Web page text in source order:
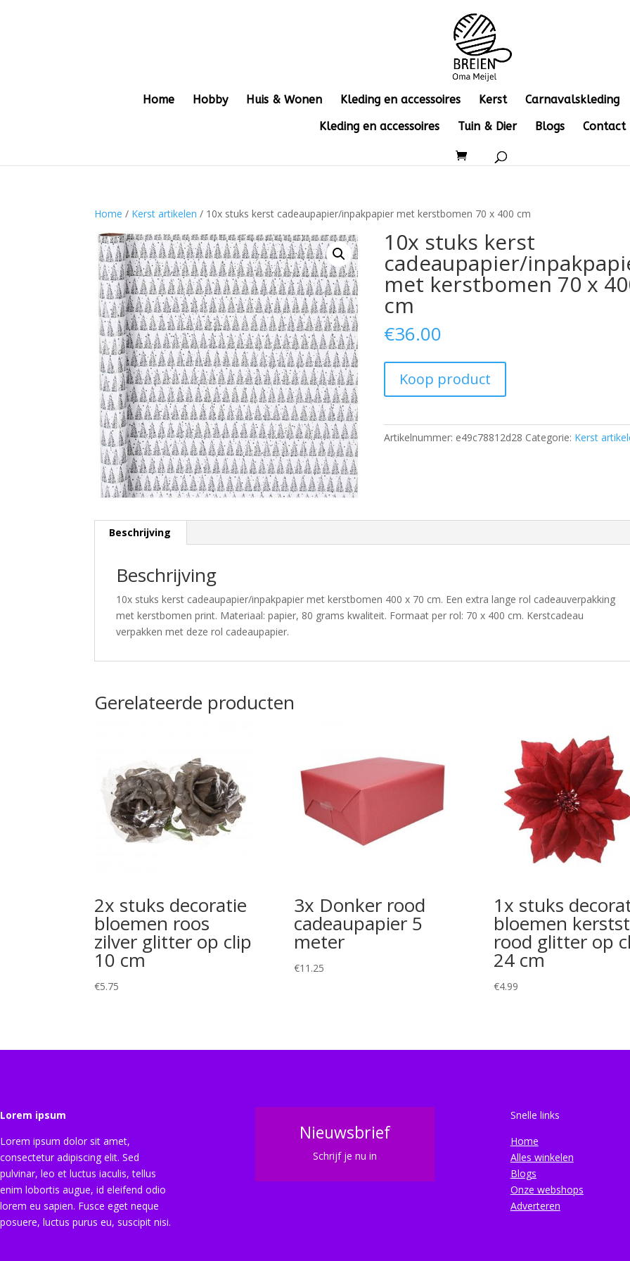
Home Hobby Huis & Wonen Kleding en accessoires Kerst
Carnavalskleding
Kleding en accessoires
Tuin & Dier Blogs Contact
Home / Kerst artikelen / 10x stuks kerst cadeaupapier/inpakpapier met kerstbomen 70 x 400 cm
10x stuks kerst
cadeaupapier/
met kerstbomen 70 x
cm
€36.00
Koop product
Artikelnummer: e49c78812d28 Categorie: Kerst
Beschrijving
Beschrijving
10x stuks kerst cadeaupapier/inpakpapier met kerstbomen 400 x 70 cm. Een extra lange rol cadeauverpakking
met kerstbomen print. Materiaal: papier, 80 grams kwaliteit. Formaat per rol: 70 x 400 cm. Kerstcadeau
verpakken met deze rol cadeaupapier.
Gerelateerde producten
2x stuks decoratie
bloemen roos
zilver glitter op clip
10 cm
€5.75
3x Donker rood
cadeaupapier 5
meter
€11.25
1x stuks
bloemen
rood glitter op
24 cm
€4.99
Lorem ipsum
Lorem ipsum dolor sit amet,
consectetur adipiscing elit. Sed
pulvinar, leo et luctus iaculis, tellus
enim lobortis augue, id eleifend odio
lorem eu sapien. Fusce eget neque
posuere, luctus purus eu, suscipit nisi.
Nieuwsbrief
Schrijf je nu in
Snelle links
Home
Alles winkelen
Blogs
Onze webshops
Adverteren